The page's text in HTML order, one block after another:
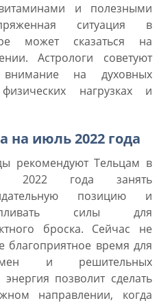
и полезными
ситуация в
может сказаться на
Астрологи советуют
на духовных
нагрузках и
на июль 2022 года
рекомендуют Тельцам в
2022 года занять
позицию и
силы для
броска. Сейчас не
благоприятное время для
и решительных
позволит сделать
направлении, когда